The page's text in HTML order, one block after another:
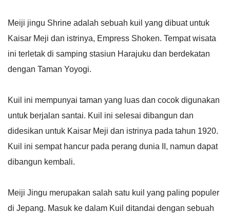
Meiji jingu Shrine adalah sebuah kuil yang dibuat untuk
Kaisar Meji dan istrinya, Empress Shoken. Tempat wisata
ini terletak di samping stasiun Harajuku dan berdekatan
dengan Taman Yoyogi.
Kuil ini mempunyai taman yang luas dan cocok digunakan
untuk berjalan santai. Kuil ini selesai dibangun dan
didesikan untuk Kaisar Meji dan istrinya pada tahun 1920.
Kuil ini sempat hancur pada perang dunia II, namun dapat
dibangun kembali.
Meiji Jingu merupakan salah satu kuil yang paling populer
di Jepang. Masuk ke dalam Kuil ditandai dengan sebuah